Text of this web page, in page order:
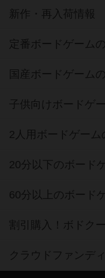
新作・再入荷情報
定番ボードゲーム
国産ボードゲーム
子供向けボードゲ
2人用ボードゲーム
20分以下のボード
60分以上のボード
割引購入！ボドク
クラウドファンデ